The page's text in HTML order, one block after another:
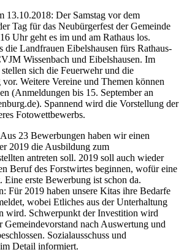
13.10.2018: Der Samstag vor dem
Tag für das Neubürgerfest der Gemeinde
Uhr geht es im und am Rathaus los.
die Landfrauen Eibelshausen fürs Rathaus-
Wissenbach und Eibelshausen. Im
sich die Feuerwehr und die
Weitere Vereine und Themen können
(Anmeldungen bis 15. September an
Spannend wird die Vorstellung der
Fotowettbewerbs.
23 Bewerbungen haben wir einen
2019 die Ausbildung zum
antreten soll. 2019 soll auch wieder
Beruf des Forstwirtes beginnen, wofür eine
erste Bewerbung ist schon da.
Für 2019 haben unsere Kitas ihre Bedarfe
wobei Etliches aus der Unterhaltung
wird. Schwerpunkt der Investition wird
Gemeindevorstand nach Auswertung und
Sozialausschuss und
Detail informiert.